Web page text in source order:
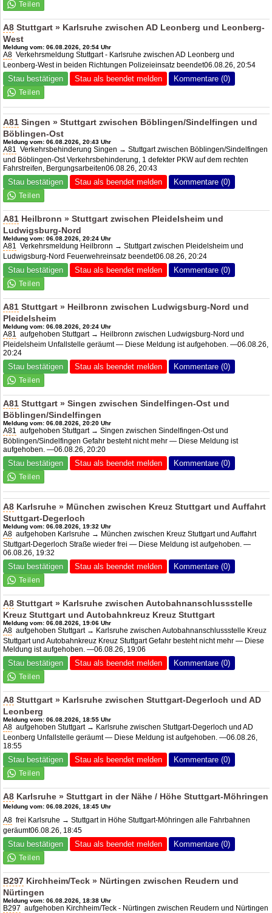
A8 Stuttgart » Karlsruhe zwischenAD Leonberg und Leonberg-
West
Meldung vom: 06.08.2026, 20:54 Uhr
A8 Verkehrsmeldung Stuttgart - Karlsruhe zwischenAD Leonberg und
Leonberg-West in beiden Richtungen Polizeieinsatz beendet06.08.26, 20:54
Stau bestätigen Stau als beendet melden Kommentare (0)
A81 Singen » Stuttgart zwischen Böblingen/Sindelfingen und
Böblingen-Ost
Meldung vom: 06.08.2026, 20:43 Uhr
A81 Verkehrsbehinderung Singen → Stuttgart zwischen Böblingen/Sindelfingen
und Böblingen-Ost Verkehrsbehinderung, 1 defekter PKW auf dem rechten
Fahrstreifen, Bergungsarbeiten06.08.26, 20:43
Stau bestätigen Stau als beendet melden Kommentare (0)
A81 Heilbronn » Stuttgart zwischen Pleidelsheim und
Ludwigsburg-Nord
Meldung vom: 06.08.2026, 20:24 Uhr
A81 Verkehrsmeldung Heilbronn → Stuttgart zwischen Pleidelsheim und
Ludwigsburg-Nord Feuerwehreinsatz beendet06.08.26, 20:24
Stau bestätigen Stau als beendet melden Kommentare (0)
A81 Stuttgart » Heilbronn zwischen Ludwigsburg-Nord und
Pleidelsheim
Meldung vom: 06.08.2026, 20:24 Uhr
A81 aufgehoben Stuttgart → Heilbronn zwischen Ludwigsburg-Nord und
Pleidelsheim Unfallstelle geräumt — Diese Meldung ist aufgehoben. —06.08.26,
20:24
Stau bestätigen Stau als beendet melden Kommentare (0)
A81 Stuttgart » Singen zwischen Sindelfingen-Ost und
Böblingen/Sindelfingen
Meldung vom: 06.08.2026, 20:20 Uhr
A81 aufgehoben Stuttgart → Singen zwischen Sindelfingen-Ost und
Böblingen/Sindelfingen Gefahr besteht nicht mehr — Diese Meldung ist
aufgehoben. —06.08.26, 20:20
Stau bestätigen Stau als beendet melden Kommentare (0)
A8 Karlsruhe » München zwischen Kreuz Stuttgart und Auffahrt
Stuttgart-Degerloch
Meldung vom: 06.08.2026, 19:32 Uhr
A8 aufgehoben Karlsruhe → München zwischen Kreuz Stuttgart und Auffahrt
Stuttgart-Degerloch Straße wieder frei — Diese Meldung ist aufgehoben. —
06.08.26, 19:32
Stau bestätigen Stau als beendet melden Kommentare (0)
A8 Stuttgart » Karlsruhe zwischen Autobahnanschlussstelle
Kreuz Stuttgart und Autobahnkreuz Kreuz Stuttgart
Meldung vom: 06.08.2026, 19:06 Uhr
A8 aufgehoben Stuttgart → Karlsruhe zwischen Autobahnanschlussstelle Kreuz
Stuttgart und Autobahnkreuz Kreuz Stuttgart Gefahr besteht nicht mehr — Diese
Meldung ist aufgehoben. —06.08.26, 19:06
Stau bestätigen Stau als beendet melden Kommentare (0)
A8 Stuttgart » Karlsruhe zwischen Stuttgart-Degerloch undAD
Leonberg
Meldung vom: 06.08.2026, 18:55 Uhr
A8 aufgehoben Stuttgart → Karlsruhe zwischen Stuttgart-Degerloch undAD
Leonberg Unfallstelle geräumt — Diese Meldung ist aufgehoben. —06.08.26,
18:55
Stau bestätigen Stau als beendet melden Kommentare (0)
A8 Karlsruhe » Stuttgart in der Nähe / Höhe Stuttgart-Möhringen
Meldung vom: 06.08.2026, 18:45 Uhr
A8 frei Karlsruhe → Stuttgart in Höhe Stuttgart-Möhringen alle Fahrbahnen
geräumt06.08.26, 18:45
Stau bestätigen Stau als beendet melden Kommentare (0)
B297 Kirchheim/Teck » Nürtingen zwischen Reudern und
Nürtingen
Meldung vom: 06.08.2026, 18:38 Uhr
B297 aufgehoben Kirchheim/Teck - Nürtingen zwischen Reudern und Nürtingen